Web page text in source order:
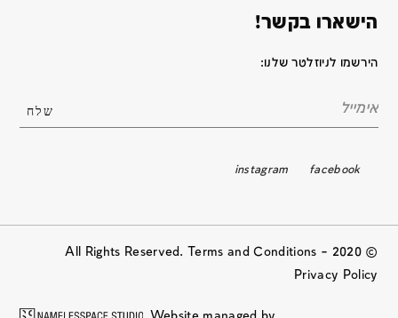
הישארו בקשר!
הירשמו לניוזלטר שלנו:
facebook
instagram
© 2020 All Rights Reserved. Terms and Conditions –
Privacy Policy